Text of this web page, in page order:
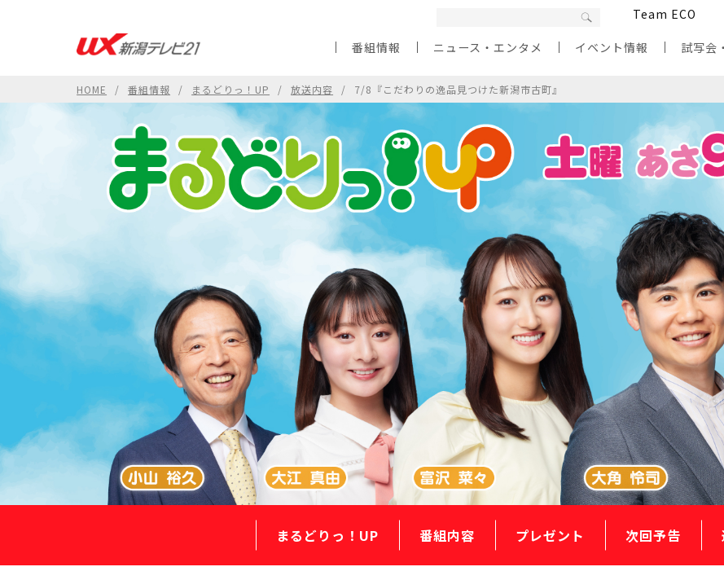
Team ECO
番組情報 ニュース・エンタメ イベント情報 試写会
HOME 番組情報 まるどりっ！UP 放送内容 7/8『こだわりの逸品見つけた新潟市古町』
まるどりっ！UP 番組内容 プレゼント 次回予告